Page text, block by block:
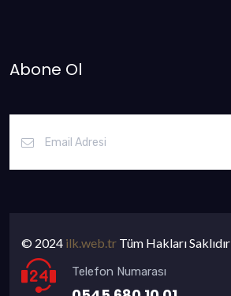
Abone Ol
© 2024 ilk.web.tr Tüm Hakları Saklıdır
Telefon Numarası